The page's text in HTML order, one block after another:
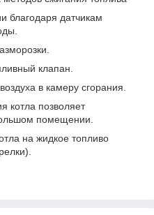
благодаря датчикам
клапан.
в камеру сгорания.
котла позволяет
помещении.
на жидкое топливо